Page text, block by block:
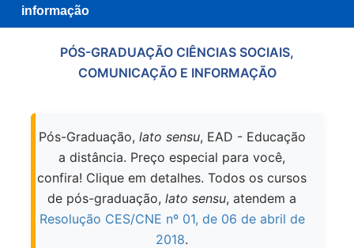
informação
PÓS-GRADUAÇÃO CIÊNCIAS SOCIAIS,
COMUNICAÇÃO E INFORMAÇÃO
Pós-Graduação, lato sensu, EAD - Educação
a distância. Preço especial para você,
confira! Clique em detalhes. Todos os cursos
de pós-graduação, lato sensu, atendem a
Resolução CES/CNE nº 01, de 06 de abril de
2018.